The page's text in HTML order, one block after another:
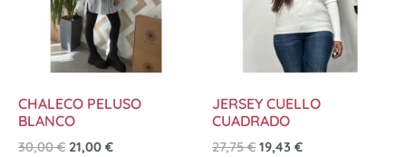
CHALECO PELUSO
BLANCO
30,00€ 21,00 €
JERSEY CUELLO
CUADRADO
27,75€ 19,43 €